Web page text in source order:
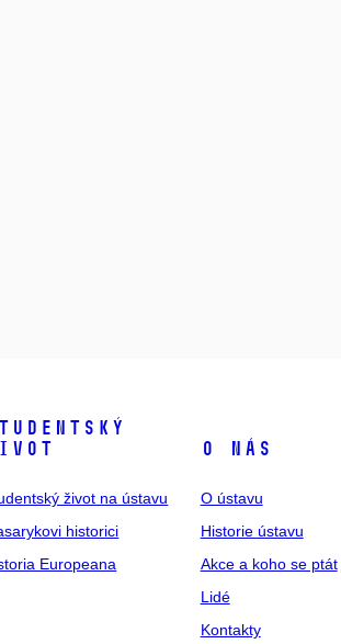
život na ústavu
historici
Europeana
O nás
O ústavu
Historie ústavu
Akce a koho se ptát
Lidé
Kontakty